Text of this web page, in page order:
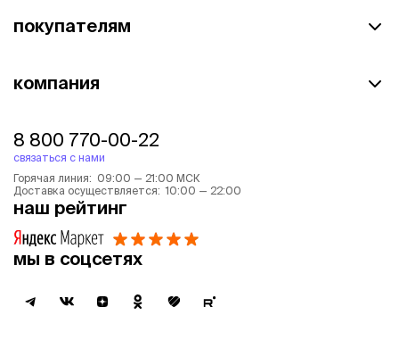
покупателям
компания
8 800 770-00-22
связаться с нами
Горячая линия: 09:00 — 21:00 МСК
Доставка осуществляется: 10:00 — 22:00
наш рейтинг
мы в соцсетях